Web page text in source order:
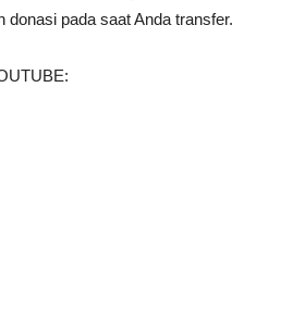
donasi pada saat Anda transfer.